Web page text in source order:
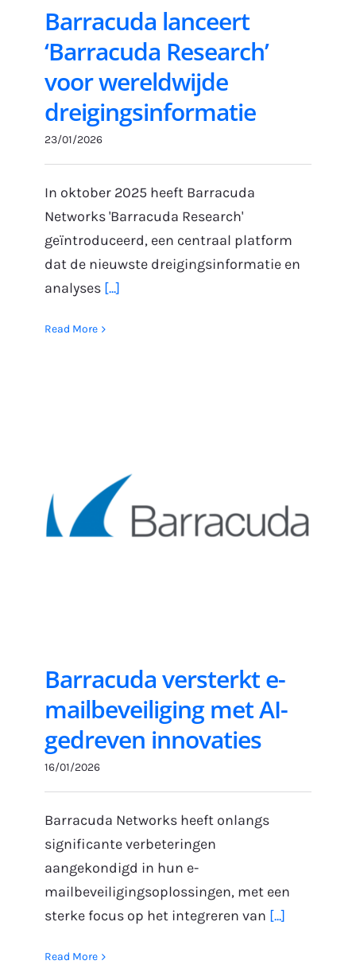
Barracuda lanceert
‘Barracuda Research’
voor wereldwijde
dreigingsinformatie
23/01/2026
In oktober 2025 heeft Barracuda
Networks 'Barracuda Research'
geïntroduceerd, een centraal platform
dat de nieuwste dreigingsinformatie en
analyses [...]
Read More
Barracuda versterkt e-
mailbeveiliging met AI-
gedreven innovaties
16/01/2026
Barracuda Networks heeft onlangs
significante verbeteringen
aangekondigd in hun e-
mailbeveiligingsoplossingen, met een
sterke focus op het integreren van [...]
Read More